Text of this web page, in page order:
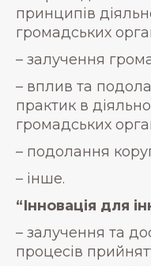
принципів
громадських
– залучення
– вплив та
практик в
громадських
– подолання
– інше.
“Інновація для
– залучення та
процесів